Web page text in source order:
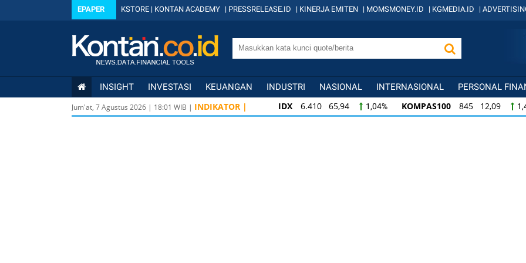
EPAPER KSTORE | KONTAN ACADEMY | PRESSRELEASE.ID | KINERJA EMITEN | MOMSMONEY.ID | KGMEDIA.ID |
INSIGHT INVESTASI KEUANGAN INDUSTRI NASIONAL INTERNASIONAL PERSONAL
Jum'at, 7 Agustus 2026 | 18:01 WIB | INDIKATOR | IDX 6.410 65,94 1,04% KOMPAS100 845 12,09
KOMPAS100
845 12,09 1,45% LQ45 640 9,44